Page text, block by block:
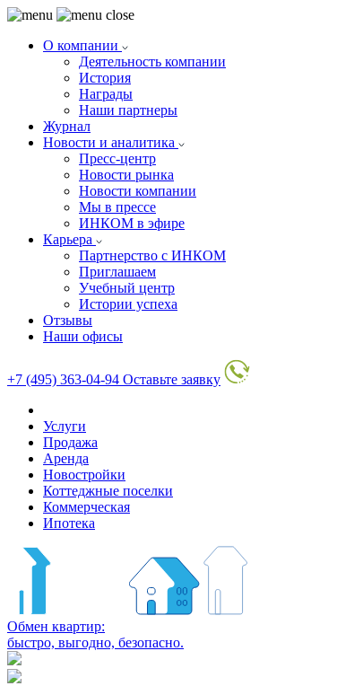
О компании
Деятельность компании
История
Награды
Наши партнеры
Журнал
Новости и аналитика
Пресс-центр
Новости рынка
Новости компании
Мы в прессе
ИНКОМ в эфире
Карьера
Партнерство с ИНКОМ
Приглашаем
Учебный центр
Истории успеха
Отзывы
Наши офисы
+7 (495) 363-04-94 Оставьте заявку
Услуги
Продажа
Аренда
Новостройки
Коттеджные поселки
Коммерческая
Ипотека
Обмен квартир:
быстро, выгодно, безопасно.